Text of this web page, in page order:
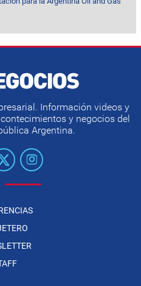
Información videos y
y negocios del
Argentina.